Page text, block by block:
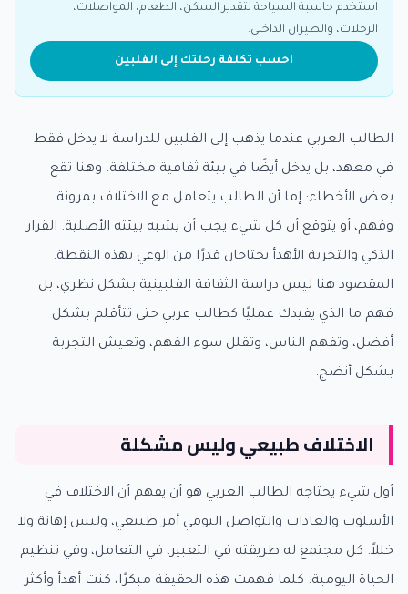
استخدم حاسبة السياحة لتقدير السكن، الطعام، المواصلات،
الرحلات، والطيران الداخلي.
احسب تكلفة رحلتك إلى الفلبين
الطالب العربي عندما يذهب إلى الفلبين للدراسة لا يدخل فقط
في معهد، بل يدخل أيضًا في بيئة ثقافية مختلفة. وهنا تقع
بعض الأخطاء: إما أن الطالب يتعامل مع الاختلاف بمرونة
وفهم، أو يتوقع أن كل شيء يجب أن يشبه بيئته الأصلية. القرار
الذكي والتجربة الأهدأ يحتاجان قدرًا من الوعي بهذه النقطة.
المقصود هنا ليس دراسة الثقافة الفلبينية بشكل نظري، بل
فهم ما الذي يفيدك عمليًا كطالب عربي حتى تتأقلم بشكل
أفضل، وتفهم الناس، وتقلل سوء الفهم، وتعيش التجربة
بشكل أنضج.
الاختلاف طبيعي وليس مشكلة
أول شيء يحتاجه الطالب العربي هو أن يفهم أن الاختلاف في
الأسلوب والعادات والتواصل اليومي أمر طبيعي، وليس إهانة ولا
خللاً. كل مجتمع له طريقته في التعبير، في التعامل، وفي تنظيم
الحياة اليومية. كلما فهمت هذه الحقيقة مبكرًا، كنت أهدأ وأكثر